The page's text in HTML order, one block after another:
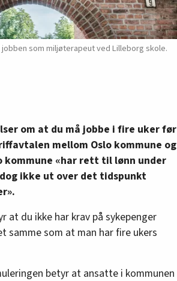
som miljøterapeut ved Lilleborg skole.
om at du må jobbe i fire uker før
mellom Oslo kommune og
kommune «har rett til lønn under
ikke ut over det tidspunkt
at du ikke har krav på sykepenger
samme som at man har fire ukers
betyr at ansatte i kommunen